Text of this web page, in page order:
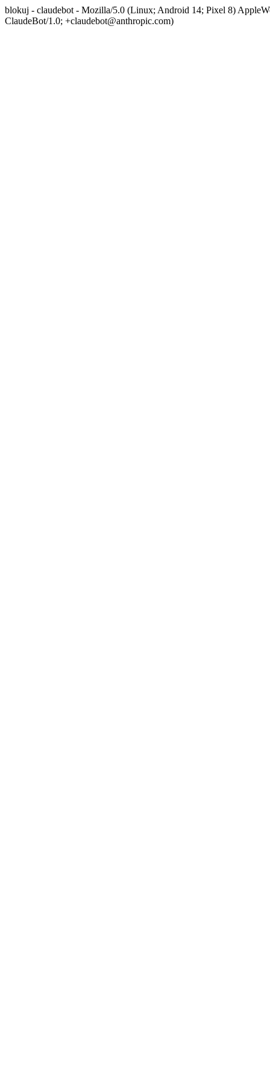
blokuj - claudebot - Mozilla/5.0 (Linux; Android 14; Pixel 8)
ClaudeBot/1.0; +claudebot@anthropic.com)